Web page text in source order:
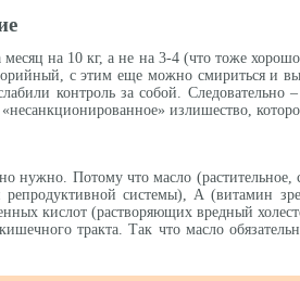
на 10 кг, а не на 3-4 (что тоже
с этим еще можно смириться и
контроль за собой.
излишество,
нужно. Потому что масло
репродуктивной системы), А (витамин
кислот (растворяющих вредный
тракта. Так что масло